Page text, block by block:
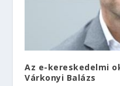
Az e-kereskedelmi
Várkonyi Balázs